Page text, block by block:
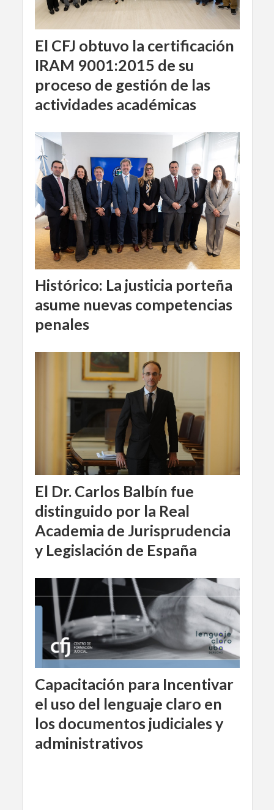
El CFJ obtuvo la certificación
IRAM 9001:2015 de su
proceso de gestión de las
actividades académicas
Histórico: La justicia porteña
asume nuevas competencias
penales
El Dr. Carlos Balbín fue
distinguido por la Real
Academia de Jurisprudencia
y Legislación de España
Capacitación para Incentivar
el uso del lenguaje claro en
los documentos judiciales y
administrativos